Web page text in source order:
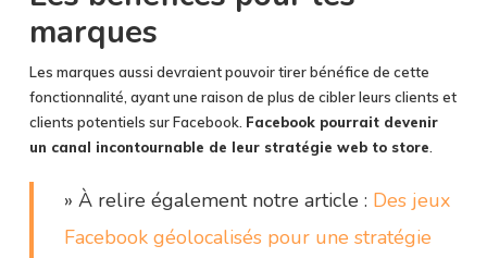
marques
Les marques aussi devraient pouvoir tirer bénéfice de cette
fonctionnalité, ayant une raison de plus de cibler leurs clients et
clients potentiels sur Facebook. Facebook pourrait devenir
un canal incontournable de leur stratégie web to store
» À relire également notre article : Des jeux
Facebook géolocalisés pour une stratégie